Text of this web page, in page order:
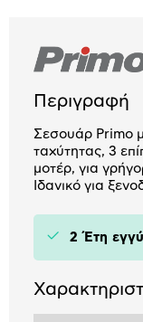
Περιγραφή
Σεσουάρ Primo
ταχύτητας, 3
μοτέρ, για
Ιδανικό για
2 Έτη